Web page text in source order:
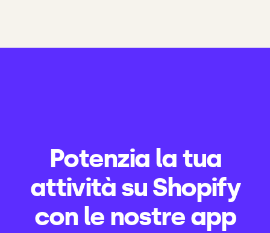
Potenzia la tua
attività su Shopify
con le nostre app